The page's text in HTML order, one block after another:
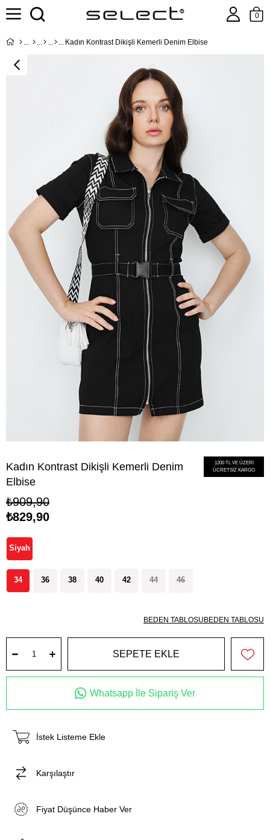
0
Kadın Kontrast Dikişli Kemerli Denim Elbise
Kadın Kontrast Dikişli Kemerli Denim
Elbise
1200 TL VE ÜZERİ
ÜCRETSİZ KARGO
₺909,90
₺829,90
Siyah
34 36 38 40 42 44 46
BEDEN TABLOSU
BEDEN TABLOSU
Whatsapp İle Sipariş Ver
İstek Listeme Ekle
Karşılaştır
Fiyat Düşünce Haber Ver